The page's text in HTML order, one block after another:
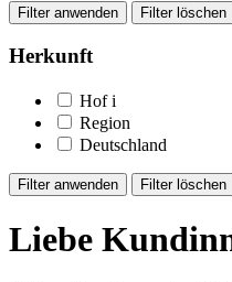
Herkunft
Hof i
Region
Deutschland
Liebe